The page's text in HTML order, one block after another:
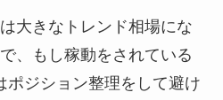
大きなトレンド相場にな
、もし稼動をされている
ポジション整理をして避け